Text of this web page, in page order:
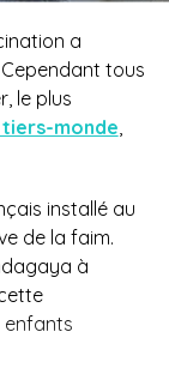
a
tous
le plus
tiers-monde,
installé au
de la faim.
à
enfants